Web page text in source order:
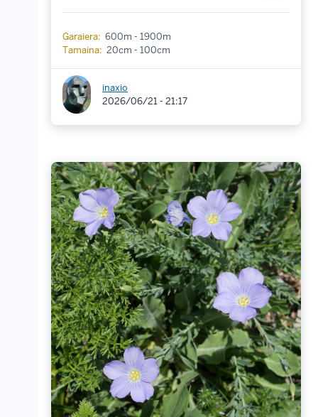
Garaiera: 600m - 1900m
Tamaina: 20cm - 100cm
inaxio
2026/06/21 - 21:17